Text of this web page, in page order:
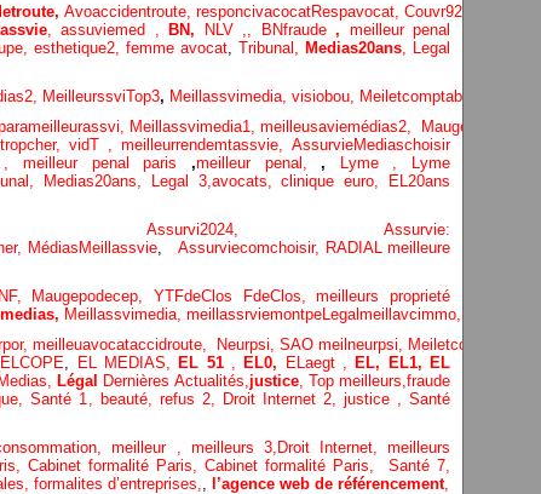
Avoaccidentroute, responcivacocatRespavocat, Couvr92,
,assuviemed , BN, NLV , BNfraude, meilleur penal
esthetique2, femme avocat Tribunal, Medias20ans
Legal
2, MeilleurssviTop3, Meillassvimedia, visiobou Meiletcomptableparis
Meillassvimedia1, meilleusaviemédias2, Maugepodecep,
vidT ,meilleurrendemtassvie,AssurvieMediaschoisir
, meilleur penal paris ,meilleur penal,, Lyme ,
Lyme
Medias20ans, Legal 3, avocats, cliniqueeuro,
EL20ans
, Assurvi2024,Assurvie:
Médias Meillassvie,Assurviecomchoisir, RADIAL meilleure
Maugepodecep,YTFdeClos FdeClos,meilleurs proprieté
Meillassvimedia, meillassrviemontpe Legalmeillavcimmo,
meilleuavocataccidroute, Neurpsi, SAO meilneurpsi,
ELCOPE EL MEDIAS, EL 51, EL0, ELaegt , EL, EL1, EL
Légal Dernières Actualités, justice, Top meilleurs ,fraude
,Santé 1 , beauté, refus 2, Droit Internet 2, justice, Santé
, meilleur , meilleurs 3, Droit Internet,meilleurs
Cabinet formalité Paris, Cabinet formalité Paris,
Santé 7,
formalites d’entreprises, l’agence web de référencement,